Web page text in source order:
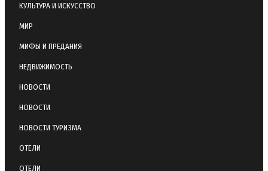
КУЛЬТУРА И ИСКУССТВО
МИР
МИФЫ И ПРЕДАНИЯ
НЕДВИЖИМОСТЬ
НОВОСТИ
НОВОСТИ
НОВОСТИ ТУРИЗМА
ОТЕЛИ
ОТЕЛИ